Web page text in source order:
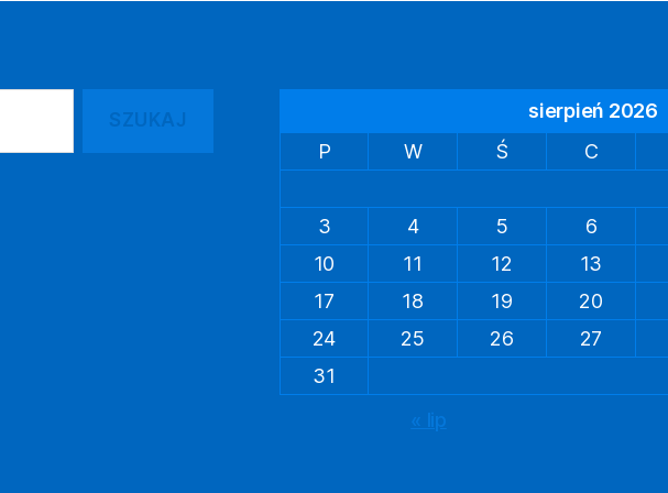
sierpień 2026
P
W Ś C
3
4 5 6
10
11 12 13
17
18 19 20
24
25 26 27
31
« lip